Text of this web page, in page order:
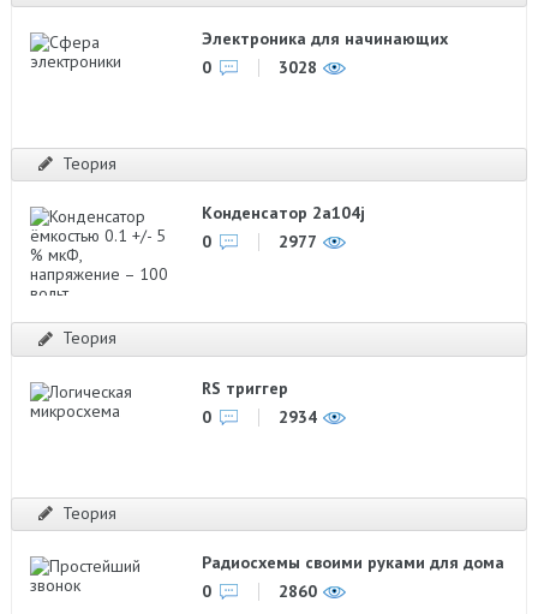
Электроника для начинающих
0
3028
Теория
Конденсатор 2a104j
0
2977
Теория
RS триггер
0
2934
Теория
Радиосхемы своими руками для дома
0
2860